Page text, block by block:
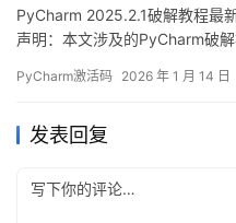
PyCharm 2025.2.1破解教程最
声明：本文涉及的PyCharm破
作者删除。经济条件允许的话
界面截图，可以看到授权…
PyCharm激活码 2026 年 1 月 14 日
发表回复